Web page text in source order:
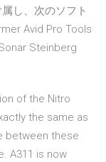
し、次のソフト
Avid Pro Tools
Steinberg
of the Nitro
the same as
between these
A311 is now